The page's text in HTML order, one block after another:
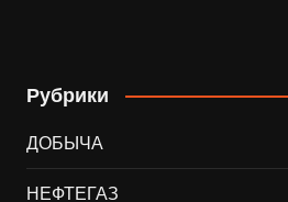
Рубрики
ДОБЫЧА
НЕФТЕГАЗ